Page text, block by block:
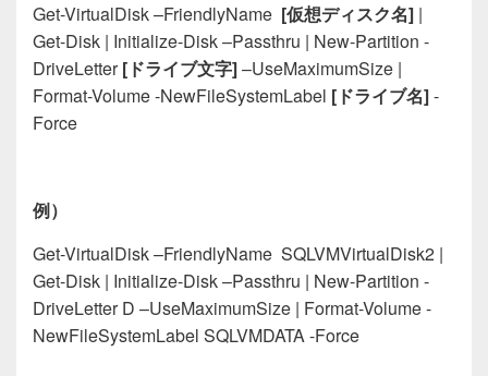
Get-VirtualDisk–FriendlyName [仮想ディスク名] |
Get-Disk | Initialize-Disk–Passthru | New-Partition -
DriveLetter[ ドライブ文字]–UseMaximumSize |
Format-Volume-NewFileSystemLabel [ ドライブ名]-
Force
例）
Get-VirtualDisk–FriendlyName SQLVMVirtualDisk2 |
Get-Disk | Initialize-Disk–Passthru | New-Partition -
DriveLetterD –UseMaximumSize | Format-Volume -
NewFileSystemLabel SQLVMDATA-Force